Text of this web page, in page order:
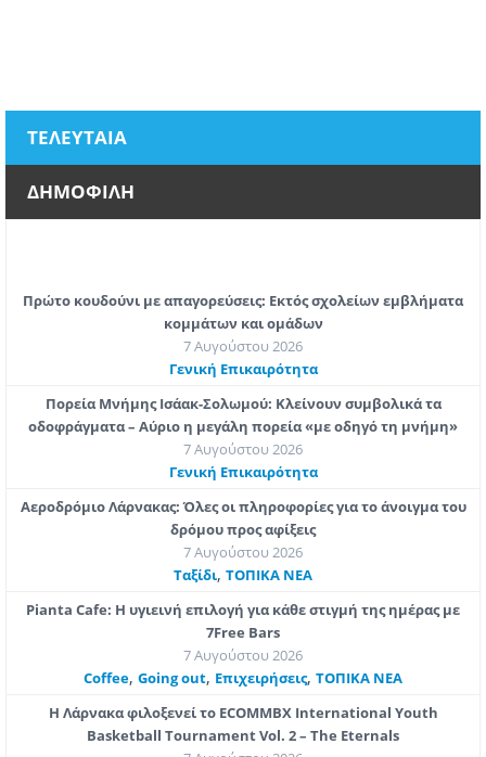
ΤΕΛΕΥΤΑΙΑ
ΔΗΜΟΦΙΛΗ
Πρώτο κουδούνι με απαγορεύσεις: Εκτός σχολείων εμβλήματα
κομμάτων και ομάδων
7 Αυγούστου 2026
Γενική Επικαιρότητα
Πορεία Μνήμης Ισάακ-Σολωμού: Κλείνουν συμβολικά τα
οδοφράγματα – Αύριο η μεγάλη πορεία «με οδηγό τη μνήμη»
7 Αυγούστου 2026
Γενική Επικαιρότητα
Αεροδρόμιο Λάρνακας: Όλες οι πληροφορίες για το άνοιγμα του
δρόμου προς αφίξεις
7 Αυγούστου 2026
Ταξίδι, ΤΟΠΙΚΑ ΝΕΑ
Pianta Cafe: Η υγιεινή επιλογή για κάθε στιγμή της ημέρας με
7Free Bars
7 Αυγούστου 2026
Coffee, Going out, Επιχειρήσεις, ΤΟΠΙΚΑ ΝΕΑ
Η Λάρνακα φιλοξενεί το ECOMMBX International Youth
Basketball Tournament Vol. 2 – The Eternals